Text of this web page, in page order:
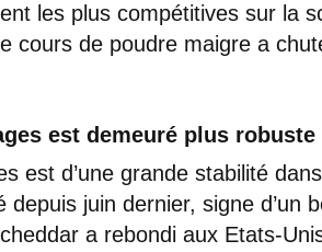
les plus compétitives sur la
cours de poudre maigre a
est demeuré plus robuste
est d’une grande stabilité dans
depuis juin dernier, signe d’un
a rebondi aux Etats-